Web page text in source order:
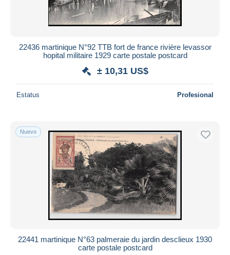
22436 martinique N°92 TTB fort de france rivière levassor
hopital militaire 1929 carte postale postcard
± 10,31 US$
Estatus Profesional
Nuevo
22441 martinique N°63 palmeraie du jardin desclieux 1930
carte postale postcard